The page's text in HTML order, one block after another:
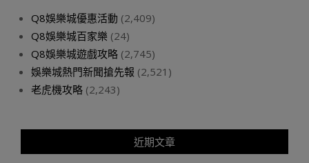
Q8娛樂城優惠活動 (2,409)
Q8娛樂城百家樂 (24)
Q8娛樂城遊戲攻略 (2,745)
娛樂城熱門新聞搶先報 (2,521)
老虎機攻略 (2,243)
近期文章